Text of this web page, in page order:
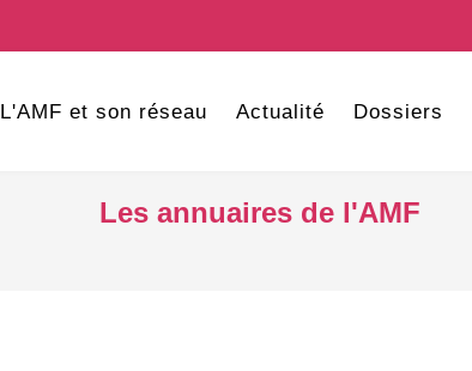
L'AMF et son réseau Actualité Dossiers
Les annuaires de l'AMF